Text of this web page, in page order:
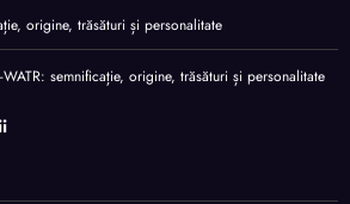
origine, trăsături și personalitate
WATR: semnificație, origine, trăsături și personalitate